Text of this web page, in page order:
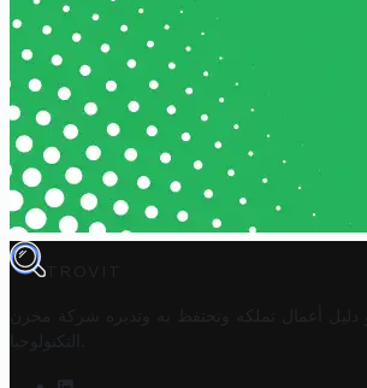
TROVIT
أعمال تملكه وتحتفظ به وتديره
شركة مخزن
التكنولوجيا